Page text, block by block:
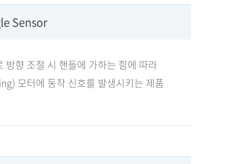
Sensor
향 조절 시 핸들에 가하는 힘에 따라
모터에 동작 신호를 발생시키는 제품